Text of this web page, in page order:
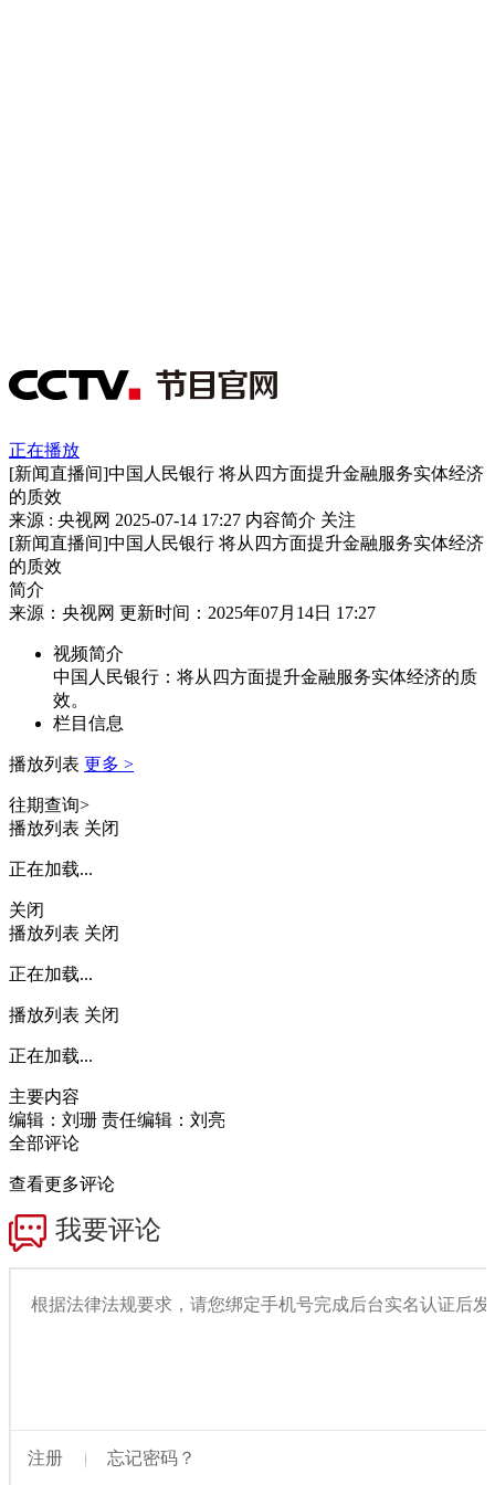
正在播放
[新闻直播间]中国人民银行 将从四方面提升金融服务实体经济
的质效
来源 : 央视网 2025-07-14 17:27 内容简介 关注
[新闻直播间]中国人民银行 将从四方面提升金融服务实体经济
的质效
简介
来源：央视网 更新时间：2025年07月14日 17:27
视频简介
中国人民银行：将从四方面提升金融服务实体经济的质
效。
栏目信息
播放列表 更多 >
往期查询>
播放列表 关闭
正在加载...
关闭
播放列表 关闭
正在加载...
播放列表 关闭
正在加载...
主要内容
编辑：刘珊 责任编辑：刘亮
全部评论
查看更多评论